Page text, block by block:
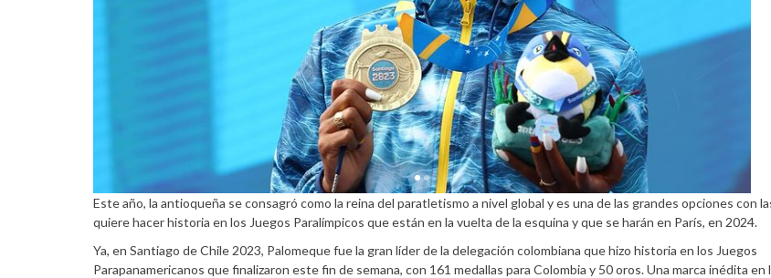
Este año, la antioqueña se consagró como la reina del paratletismo a nivel global y es una de las grandes opciones con
quiere hacer historia en los Juegos Paralímpicos que están en la vuelta de la esquina y que se harán en París, en 2024.
Ya, en Santiago de Chile 2023, Palomeque fue la gran líder de la delegación colombiana que hizo historia en los Juegos
Parapanamericanos que finalizaron este fin de semana, con 161 medallas para Colombia y 50 oros. Una marca inédita en